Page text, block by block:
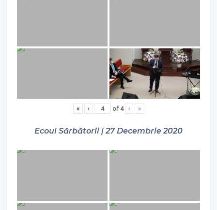
« ‹ of 4 › »
Ecoul Sărbătorii | 27 Decembrie 2020